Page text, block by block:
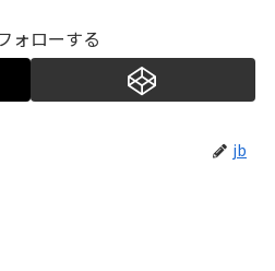
ォローする
jb